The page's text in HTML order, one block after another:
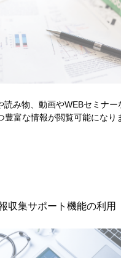
］
強調
［
読み物、動画やWEBセミナー
豊富な情報が閲覧可能になり
収集サポート機能の利用